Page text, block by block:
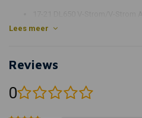
Lees meer
Reviews
0